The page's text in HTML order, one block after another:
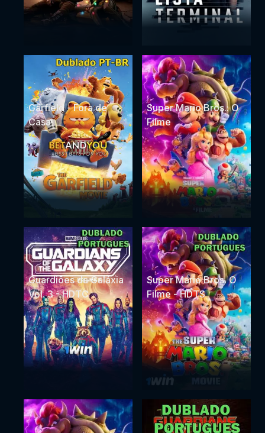
Garfield - Fora de
Casa
Super Mario Bros.: O
Filme
Guardiões da Galáxia
Vol. 3 - HDTC
Super Mario Bros. O
Filme - HDTS